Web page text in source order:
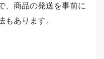
、商品の発送を事前に
あります。